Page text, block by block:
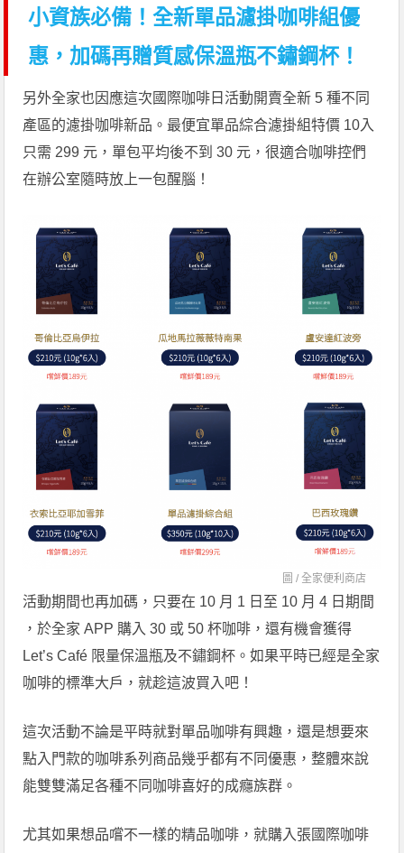
小資族必備！全新單品濾掛咖啡組優
惠，加碼再贈質感保溫瓶不鏽鋼杯！
另外全家也因應這次國際咖啡日活動開賣全新 5 種不同
產區的濾掛咖啡新品。最便宜單品綜合濾掛組特價 10入
只需 299 元，單包平均後不到 30 元，很適合咖啡控們
在辦公室隨時放上一包醒腦！
圖 /全家便利商店
活動期間也再加碼，只要在 10 月 1 日至 10 月 4 日期間
，於全家 APP 購入 30 或 50 杯咖啡，還有機會獲得
Let’s Café 限量保溫瓶及不鏽鋼杯。如果平時已經是全家
咖啡的標準大戶，就趁這波買入吧！
這次活動不論是平時就對單品咖啡有興趣，還是想要來
點入門款的咖啡系列商品幾乎都有不同優惠，整體來說
能雙雙滿足各種不同咖啡喜好的成癮族群。
尤其如果想品嚐不一樣的精品咖啡，就購入張國際咖啡